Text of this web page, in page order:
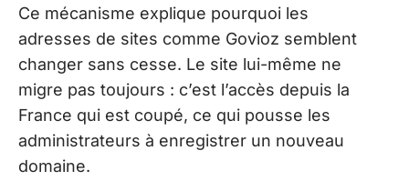
Ce mécanisme explique pourquoi les
adresses de sites comme Govioz semblent
changer sans cesse. Le site lui-même ne
migre pas toujours : c’est l’accès depuis la
France qui est coupé, ce qui pousse les
administrateurs à enregistrer un nouveau
domaine.